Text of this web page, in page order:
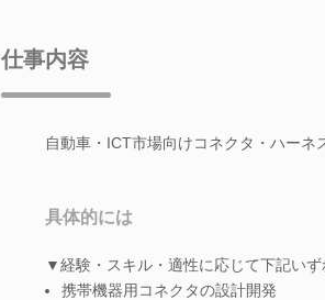
仕事内容
自動車・ICT市場向けコネクタ・ハーネ
具体的には
▼経験・スキル・適性に応じて下記いず
携帯機器用コネクタの設計開発